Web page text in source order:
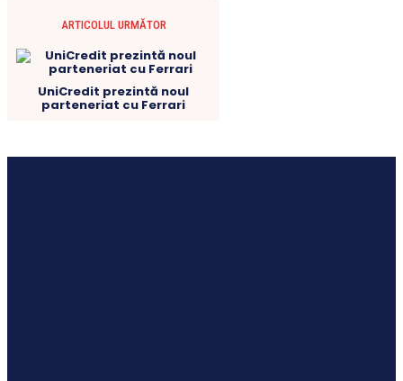
ARTICOLUL URMĂTOR
UniCredit prezintă noul
parteneriat cu Ferrari